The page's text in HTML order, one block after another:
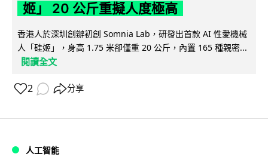
姬」 20 公斤重擬人度極高
香港人於深圳創辦初創 Somnia Lab，研發出首款 AI 性愛機械
人「硅姬」，身高 1.75 米卻僅重 20 公斤，內置 165 種親密...
閱讀全文
2 分享
人工智能